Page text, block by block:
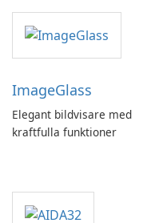
ImageGlass
Elegant bildvisare med
kraftfulla funktioner